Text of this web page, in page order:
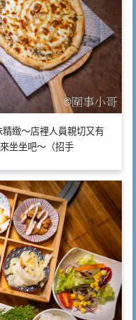
緻～店裡人員親切又有
坐坐吧～（招手